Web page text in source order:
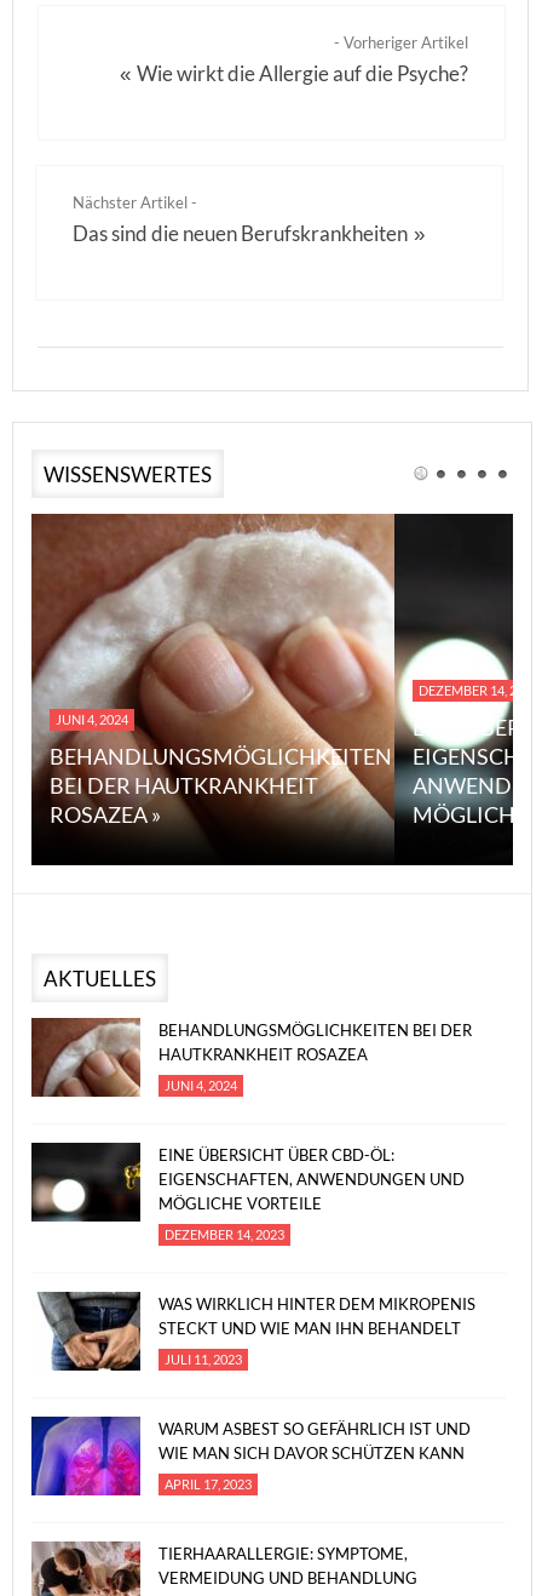
- Vorheriger Artikel
«Wie wirkt die Allergie auf die Psyche?
Nächster Artikel -
Das sind die neuen Berufskrankheiten »
WISSENSWERTES
JUNI 4, 2024
BEHANDLUNGSMÖGLICHKEITEN
BEI DER HAUTKRANKHEIT
ROSAZEA »
DEZEMBER 14, 2023
EINE
MÖGLICHE
AKTUELLES
BEHANDLUNGSMÖGLICHKEITEN BEI DER
HAUTKRANKHEIT ROSAZEA
JUNI 4, 2024
EINE ÜBERSICHT ÜBER CBD-ÖL:
EIGENSCHAFTEN, ANWENDUNGEN UND
MÖGLICHE VORTEILE
DEZEMBER 14, 2023
WAS WIRKLICH HINTER DEM MIKROPENIS
STECKT UND WIE MAN IHN BEHANDELT
JULI 11, 2023
WARUM ASBEST SO GEFÄHRLICH IST UND
WIE MAN SICH DAVOR SCHÜTZEN KANN
APRIL 17, 2023
TIERHAARALLERGIE: SYMPTOME,
VERMEIDUNG UND BEHANDLUNG